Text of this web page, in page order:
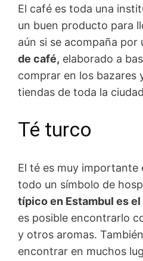
El café es toda una
un buen producto para
aún si se acompaña por
de café, elaborado a
comprar en los bazares
tiendas de toda la
Té turco
El té es muy importante
todo un símbolo de
típico en Estambul es
es posible encontrarlo
y otros aromas.
encontrar en muchos